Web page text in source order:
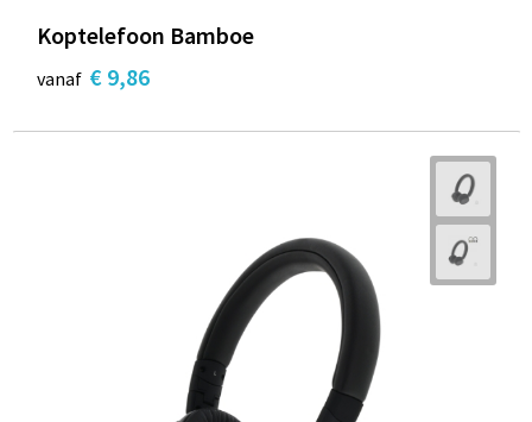
Koptelefoon Bamboe
vanaf € 9,86